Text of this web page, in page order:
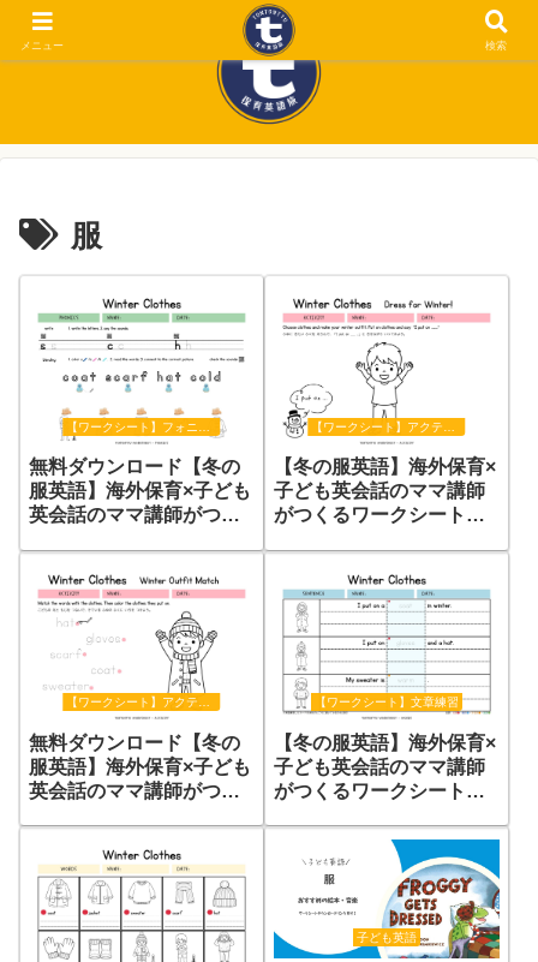
服
無料ダウンロード【冬の
服英語】海外保育×子ども
英会話のママ講師がつく
【冬の服英語】海外保育×
子ども英会話のママ講師
がつくるワークシート
【ワークシート】アクティビティ
無料ダウンロード【冬の
服英語】海外保育×子ども
英会話のママ講師がつく
【ワークシート】文章練習
【冬の服英語】海外保育×
子ども英会話のママ講師
がつくるワークシート
子ども英語
メニュー 検索